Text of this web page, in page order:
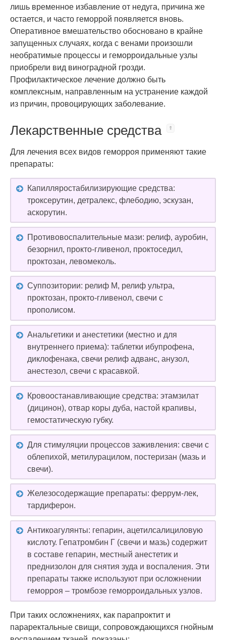
лишь временное избавление от недуга, причина же
остается, и часто геморрой появляется вновь.
Оперативное вмешательство обосновано в крайне
запущенных случаях, когда с венами произошли
необратимые процессы и геморроидальные узлы
приобрели вид виноградной грозди.
Профилактическое лечение должно быть
комплексным, направленным на устранение каждой
из причин, провоцирующих заболевание.
Лекарственные средства
Для лечения всех видов геморроя применяют такие
препараты:
Капилляростабилизирующие средства:
троксерутин, детралекс, флебодию, эскузан,
аскорутин.
Противовоспалительные мази: релиф, ауробин,
безорнил, прокто-гливенол, проктоседил,
проктозан, левомеколь.
Суппозитории: релиф М, релиф ультра,
проктозан, прокто-гливенол, свечи с
прополисом.
Анальгетики и анестетики (местно и для
внутреннего приема): таблетки ибупрофена,
диклофенака, свечи релиф адванс, анузол,
анестезол, свечи с красавкой.
Кровоостанавливающие средства: этамзилат
(дицинон), отвар коры дуба, настой крапивы,
гемостатическую губку.
Для стимуляции процессов заживления: свечи с
облепихой, метилурацилом, постеризан (мазь и
свечи).
Железосодержащие препараты: феррум-лек,
тардиферон.
Антикоагулянты: гепарин, ацетилсалициловую
кислоту. Гепатромбин Г (свечи и мазь) содержит
в составе гепарин, местный анестетик и
преднизолон для снятия зуда и воспаления. Эти
препараты также используют при осложнении
геморроя – тромбозе геморроидальных узлов.
При таких осложнениях, как парапроктит и
параректальные свищи, сопровождающихся гнойным